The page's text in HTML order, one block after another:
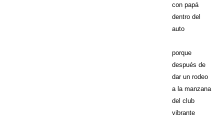
con papá
dentro del
auto
porque
después de
dar un rodeo
a la manzana
del club
vibrante